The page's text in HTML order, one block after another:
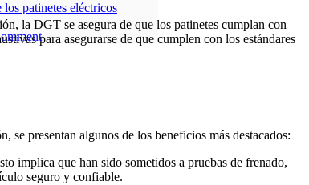
patinetes eléctricos
la DGT se asegura de que los patinetes cumplan con
para asegurarse de que cumplen con los estándares
presentan algunos de los beneficios más destacados:
implica que han sido sometidos a pruebas de frenado,
seguro y confiable.